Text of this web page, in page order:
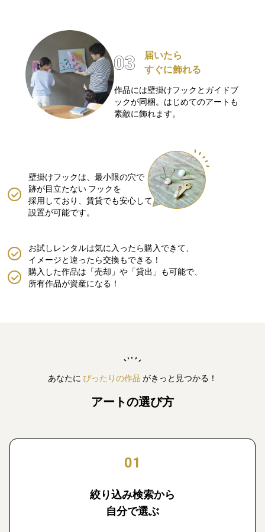
届いたら
すぐに飾れる
作品には壁掛けフックとガイドブ
ックが同梱。はじめてのアートも
素敵に飾れます。
壁掛けフックは、最小限の穴で
跡が目立たない フックを
採用しており、賃貸でも安心して
設置が可能です。
購入した作品は「売却」や「貸出」も可能で、
所有作品が資産になる！
お試しレンタルは気に入ったら購入できて、
イメージと違ったら交換もできる！
あなたに ぴったりの作品 がきっと見つかる！
アートの選び方
01
絞り込み検索から
自分で選ぶ